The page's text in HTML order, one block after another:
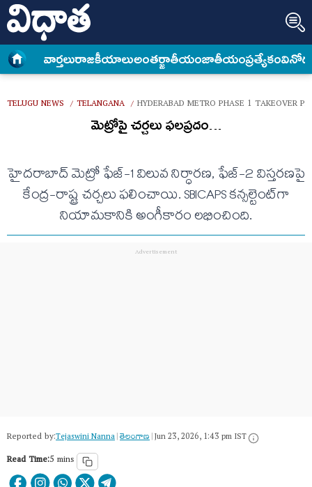
వార్త‌లురాజకీయాలుఅంత‌ర్జాతీయంజాతీయంప్రత్యేకం
TELUGU NEWS / TELANGANA / HYDERABAD METRO PHASE 1 TAKEOVER
మెట్రోపై చ‌ర్చ‌లు ఫ‌ల‌ప్ర‌దం…
హైదరాబాద్ మెట్రో ఫేజ్-1 విలువ నిర్ధారణ, ఫేజ్-2 విస్తరణపై
కేంద్ర-రాష్ట్ర చర్చలు ఫలించాయి. SBICAPS కన్సల్టెంట్‌గా
నియామకానికి అంగీకారం లభించింది.
Reported by:Tejaswini Nanna|తెలంగాణ‌|Jun 23, 2026, 1:43 pm IST
Read Time:5 mins